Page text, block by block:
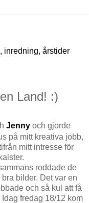
inredning, årstider
Land! :)
Jennyoch gjorde
på mitt kreativa jobb,
mitt intresse för
roddade de
bilder. Det var en
och så kul att få
fredag 18/12 kom